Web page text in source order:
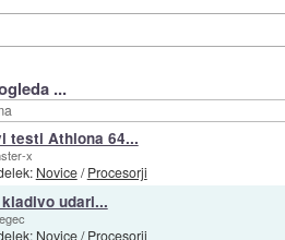
...
testi Athlona 64...
x
Novice/Procesorji
udari...
Novice/Procesorji